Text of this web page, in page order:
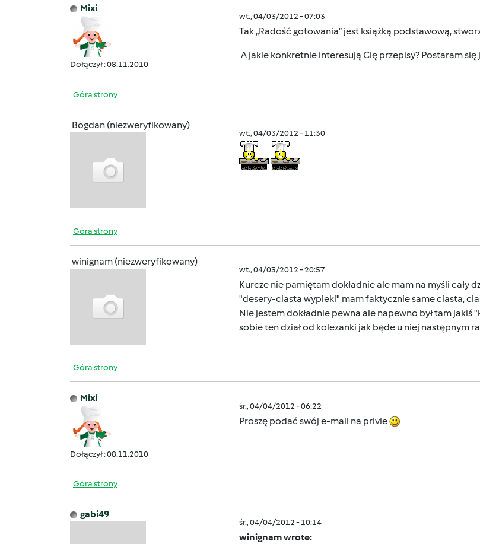
Mixi
Dołączył : 08.11.2010
wt., 04/03/2012 - 07:03
Tak „Radość gotowania” jest książką podstawową,
A jakie konkretnie interesują Cię przepisy? Postaram
Góra strony
Bogdan (niezweryfikowany)
wt., 04/03/2012 - 11:30
Góra strony
winignam (niezweryfikowany)
wt., 04/03/2012 - 20:57
Kurcze nie pamiętam dokładnie ale mam na myśli cały
"desery-ciasta wypieki" mam faktycznie same ciasta,
Nie jestem dokładnie pewna ale napewno był tam
sobie ten dział od kolezanki jak będe u niej następnym
Góra strony
Mixi
Dołączył : 08.11.2010
śr., 04/04/2012 - 06:22
Proszę podać swój e-mail na privie
Góra strony
gabi49
śr., 04/04/2012 - 10:14
winignam wrote: